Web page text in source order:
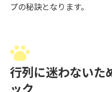
プの秘訣となります。
行列に迷わないた